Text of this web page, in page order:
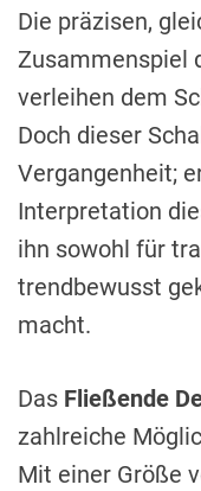
Die präzisen,
Zusammenspiel
verleihen dem
Doch dieser
Vergangenheit;
Interpretation
ihn sowohl für
trendbewusst
macht.
Das Fließende
zahlreiche
Mit einer Größe